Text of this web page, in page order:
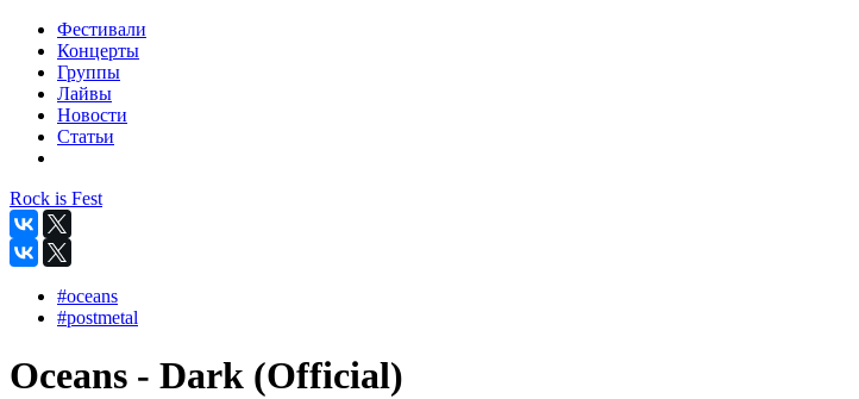
Фестивали
Концерты
Группы
Лайвы
Новости
Статьи
Rock is Fest
#oceans
#postmetal
Oceans - Dark (Official)